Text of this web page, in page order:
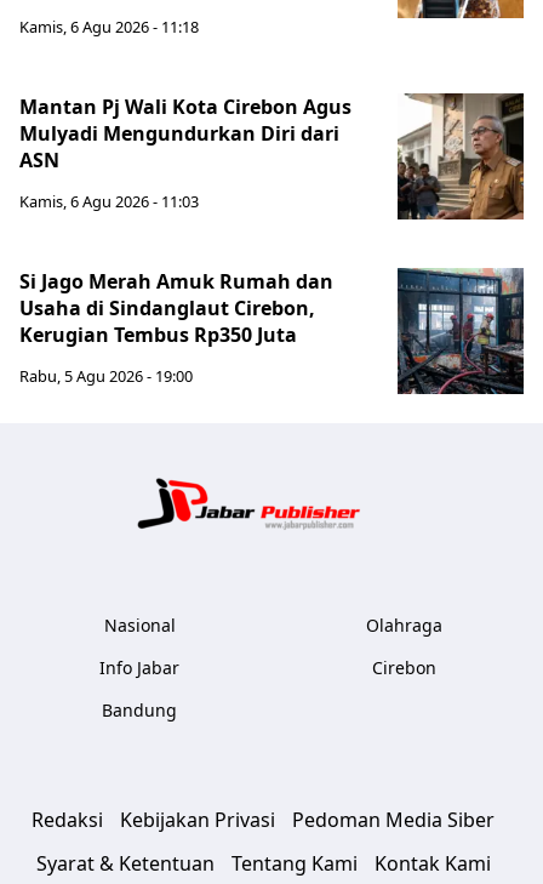
Kamis, 6 Agu 2026 - 11:18
Mantan Pj Wali Kota Cirebon Agus
Mulyadi Mengundurkan Diri dari
ASN
Kamis, 6 Agu 2026 - 11:03
Si Jago Merah Amuk Rumah dan
Usaha di Sindanglaut Cirebon,
Kerugian Tembus Rp350 Juta
Rabu, 5 Agu 2026 - 19:00
Nasional
Info Jabar
Bandung
Olahraga
Cirebon
Redaksi Kebijakan Privasi
Pedoman Media Siber
Syarat & Ketentuan
Tentang Kami Kontak Kami